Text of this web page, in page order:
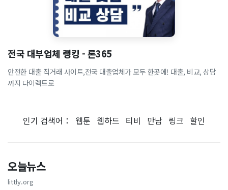
전국 대부업체 랭킹 - 론365
안전한 대출 직거래 사이트,전국 대출업체가 모두 한곳에! 대출, 비교, 상담
까지 다이렉트로
인기 검색어： 웹툰 웹하드 티비 만남 링크 할인
오늘뉴스
littly.org